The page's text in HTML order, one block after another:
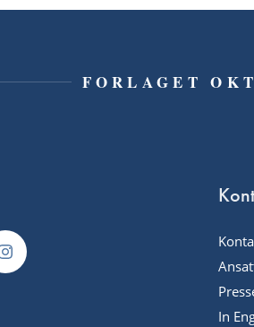
FORLAGET
In